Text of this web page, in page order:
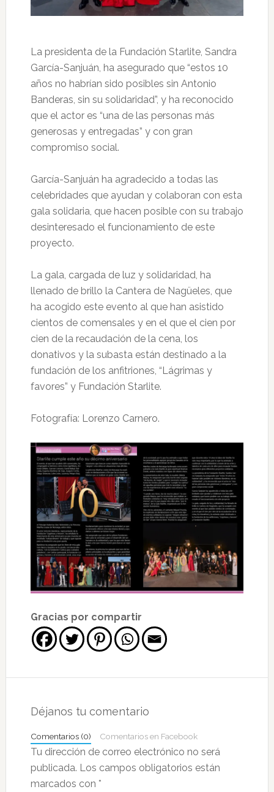
La presidenta de la Fundación Starlite, Sandra
García-Sanjuán, ha asegurado que “estos 10
años no habrían sido posibles sin Antonio
Banderas, sin su solidaridad”, y ha reconocido
que el actor es “una de las personas más
generosas y entregadas” y con gran
compromiso social.
García-Sanjuán ha agradecido a todas las
celebridades que ayudan y colaboran con esta
gala solidaria, que hacen posible con su trabajo
desinteresado el funcionamiento de este
proyecto.
La gala, cargada de luz y solidaridad, ha
llenado de brillo la Cantera de Nagüeles, que
ha acogido este evento al que han asistido
cientos de comensales y en el que el cien por
cien de la recaudación de la cena, los
donativos y la subasta están destinado a la
fundación de los anfitriones, “Lágrimas y
favores” y Fundación Starlite.
Fotografía: Lorenzo Carnero.
Gracias por compartir
con
lectores
Déjanos tu comentario
Comentarios (0) Comentarios en Facebook
Tu dirección de correo electrónico no será
publicada. Los campos obligatorios están
marcados con *